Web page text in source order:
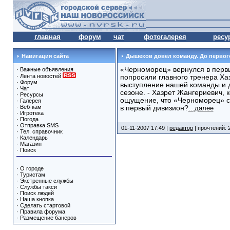
главная форум чат фотогалерея
Навигация сайта
· Важные объявления
· Лента новостей
· Форум
· Чат
· Ресурсы
· Галерея
· Веб-кам
· Игротека
· Погода
· Отправка SMS
· Тел. справочник
· Календарь
· Магазин
· Поиск
· О городе
· Туристам
· Экстренные службы
· Службы такси
· Поиск людей
· Наша кнопка
· Сделать стартовой
· Правила форума
· Размещение банеров
Дышеков довел команду. До
«Черноморец» вернулся в
попросили главного тренера
выступление нашей команды и
сезоне. - Хазрет Жангериевич,
ощущение, что «Черноморец»
в первый дивизион?...далее
01-11-2007 17:49 | редактор| прочтений: